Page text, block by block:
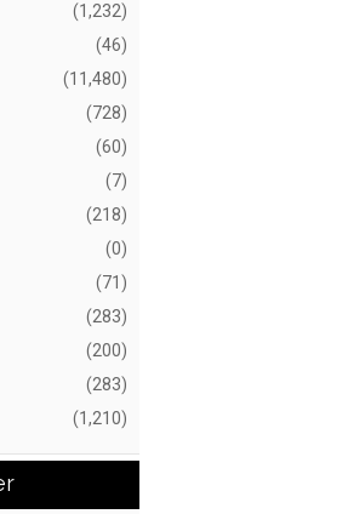
(1,232)
(46)
(11,480)
(728)
(60)
(7)
(218)
(0)
(71)
(283)
(200)
(283)
(1,210)